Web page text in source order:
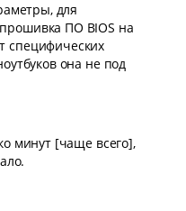
для
ПО BIOS на
специфических
она не под
минут [чаще всего],